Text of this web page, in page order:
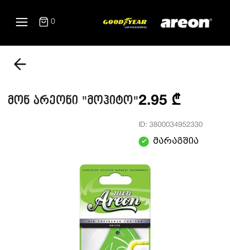
0
მონ არეონი "მოჰიტო"2.95 ₾
ID: 3800034952330
✔ მარაგშია